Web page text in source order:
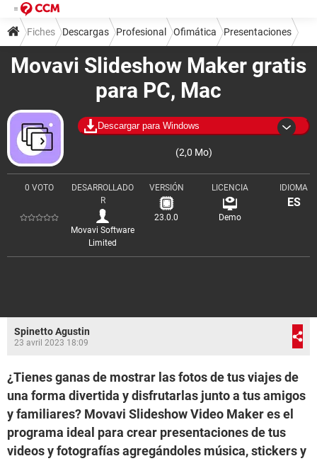
Movavi Slideshow Maker gratis
para PC, Mac
Descargar para Windows
(2,0 Mo)
0 VOTO
DESARROLLADO
R
Movavi Software
Limited
VERSIÓN
23.0.0
LICENCIA
Demo
IDIOMA
ES
Fiches Descargas Profesional Ofimática Presentaciones
Spinetto Agustin
23 avril 2023 18:09
¿Tienes ganas de mostrar las fotos de tus viajes de
una forma divertida y disfrutarlas junto a tus amigos
y familiares? Movavi Slideshow Video Maker es el
programa ideal para crear presentaciones de tus
videos y fotografías agregándoles música, stickers y